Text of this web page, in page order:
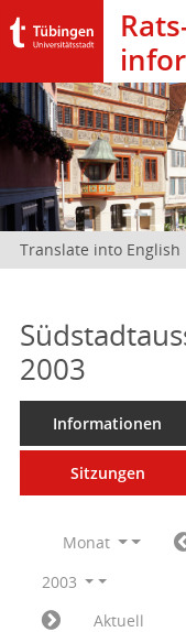
Translate into English
2003
Informationen
Sitzungen
Monat
2003
Aktuell